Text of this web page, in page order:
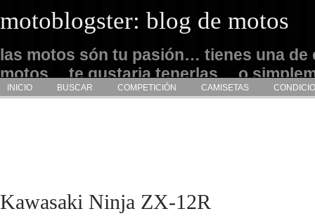
motoblogster: blog de motos
las motos són tu pasión… tienes una de
motos… te gustaria tenerlas… o
admirarlas… este es tu sitio
INICIO BUSCAR COMPETICIÓN CAMISETAS
Kawasaki Ninja ZX-12R